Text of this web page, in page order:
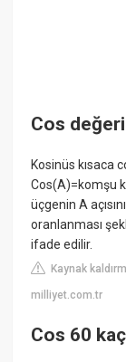
Cos
Kosinüs kısaca
Cos(A)=komşu
üçgenin A
oranlanması
ifade edilir.
Kaynak
milliyet.com.tr
Cos 60